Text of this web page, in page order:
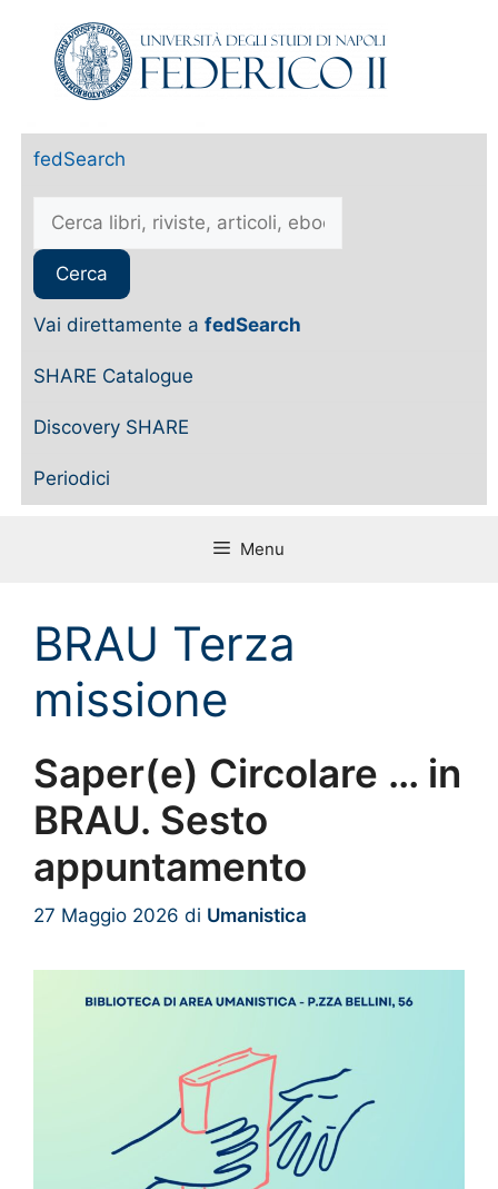
fedSearch
Vai direttamente a fedSearch
SHARE Catalogue
Discovery SHARE
Periodici
Menu
BRAU Terza
missione
Saper(e) Circolare … in
BRAU. Sesto
appuntamento
27 Maggio 2026 di Umanistica